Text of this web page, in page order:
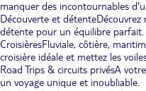
manquer des incontournables
Découverte et détente
détente pour un équilibre parfait.
CroisièresFluviale, côtière,
croisière idéale et mettez les
Road Trips & circuits privésA
un voyage unique et inoubliable.